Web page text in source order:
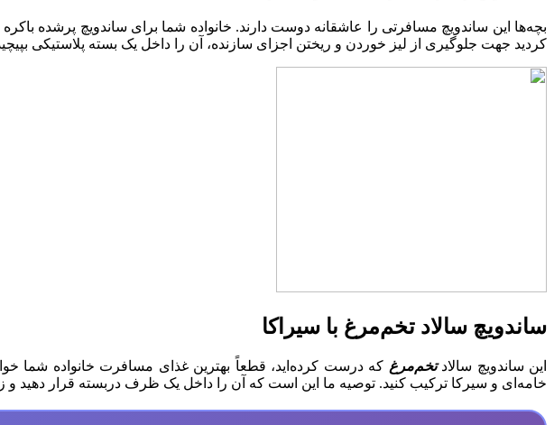
بچه‌ها این ساندویچ مسافرتی را عاشقانه دوست دارند. خانواده شما برای ساندویچ پرشده
کردید جهت جلوگیری از لیز خوردن و ریختن اجزای سازنده، آن را داخل یک بسته پلاستیکی
ساندویچ سالاد تخم‌مرغ با سیراکا
این ساندویچ سالادتخم‌مرغ که درست کرده‌اید، قطعاً بهترین غذای مسافرت خانواده شما
خامه‌ای و سیرکا ترکیب کنید. توصیه ما این است که آن را داخل یک ظرف دربسته قرار دهید و